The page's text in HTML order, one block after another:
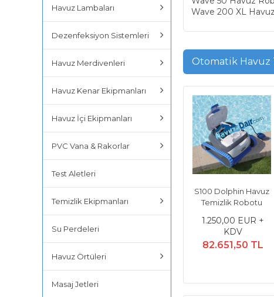
Havuz Lambaları
Dezenfeksiyon Sistemleri
Havuz Merdivenleri
Havuz Kenar Ekipmanları
Havuz İçi Ekipmanları
PVC Vana & Rakorlar
Test Aletleri
Temizlik Ekipmanları
Su Perdeleri
Havuz Örtüleri
Masaj Jetleri
Wave 200 XL
Otomatik Havuz
S100 Dolphin Havuz
Temizlik Robotu
1.250,00 EUR +
KDV
82.651,50 TL